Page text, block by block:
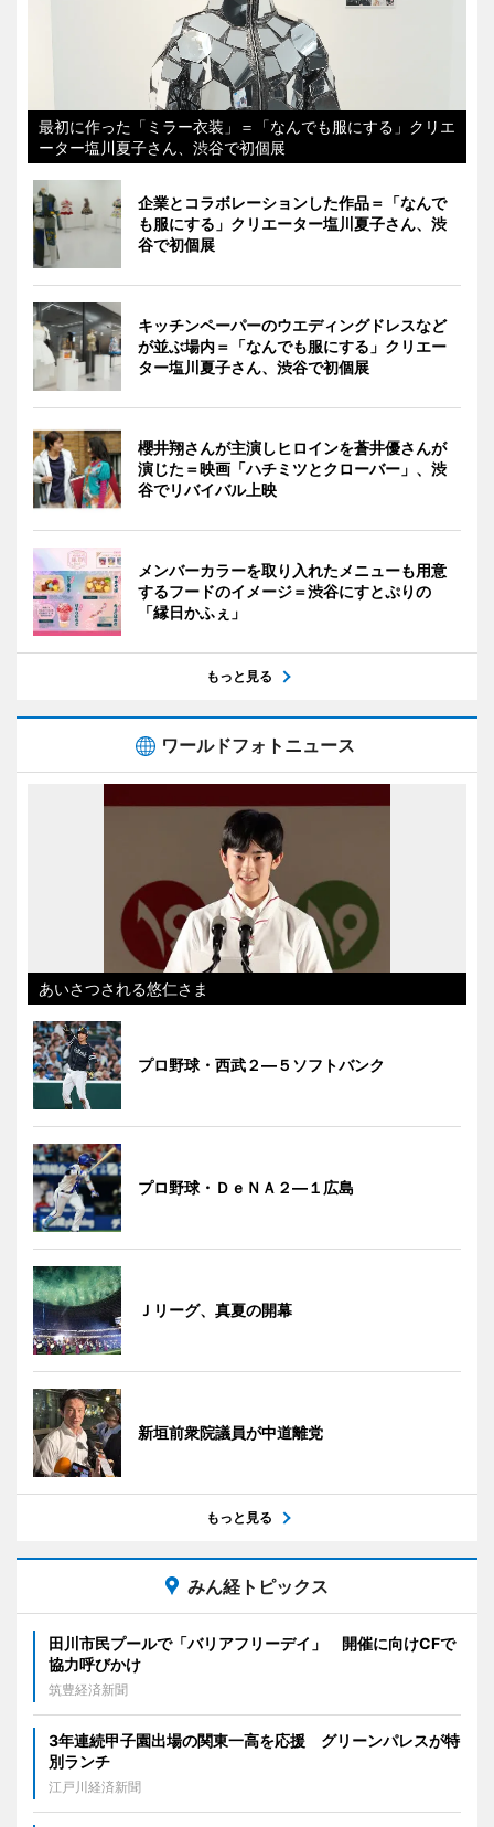
最初に作った「ミラー衣装」＝「なんでも服にする」クリエ
ーター塩川夏子さん、渋谷で初個展
企業とコラボレーションした作品＝「なんで
も服にする」クリエーター塩川夏子さん、渋
谷で初個展
キッチンペーパーのウエディングドレスなど
が並ぶ場内＝「なんでも服にする」クリエー
ター塩川夏子さん、渋谷で初個展
櫻井翔さんが主演しヒロインを蒼井優さんが
演じた＝映画「ハチミツとクローバー」、渋
谷でリバイバル上映
メンバーカラーを取り入れたメニューも用意
するフードのイメージ＝渋谷にすとぷりの
「縁日かふぇ」
もっと見る
ワールドフォトニュース
あいさつされる悠仁さま
プロ野球・西武２―５ソフトバンク
プロ野球・ＤｅＮＡ２―１広島
Ｊリーグ、真夏の開幕
新垣前衆院議員が中道離党
もっと見る
みん経トピックス
田川市民プールで「バリアフリーデイ」 開催に向けCFで
協力呼びかけ
筑豊経済新聞
3年連続甲子園出場の関東一高を応援 グリーンパレスが特
別ランチ
江戸川経済新聞